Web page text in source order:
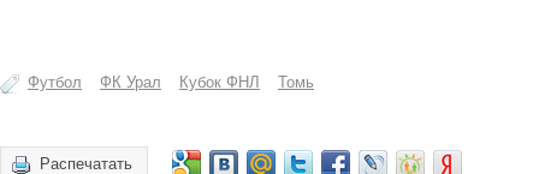
Футбол ФК Урал Кубок ФНЛ Томь
Распечатать